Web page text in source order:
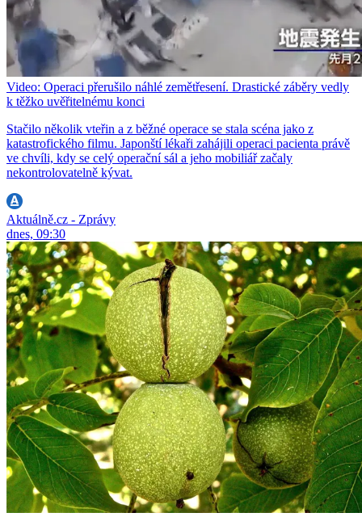
Video: Operaci přerušilo náhlé zemětřesení. Drastické záběry vedly
k těžko uvěřitelnému konci
Stačilo několik vteřin a z běžné operace se stala scéna jako z
katastrofického filmu. Japonští lékaři zahájili operaci pacienta právě
ve chvíli, kdy se celý operační sál a jeho mobiliář začaly
nekontrolovatelně kývat.
Aktuálně.cz - Zprávy
dnes, 09:30